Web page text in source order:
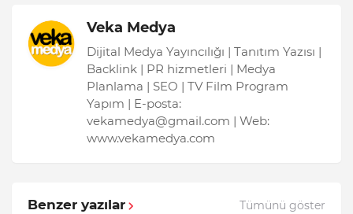
Veka Medya
Dijital Medya Yayıncılığı | Tanıtım Yazısı |
Backlink | PR hizmetleri | Medya
Planlama | SEO | TV Film Program
Yapım | E-posta:
vekamedya@gmail.com | Web:
www.vekamedya.com
Benzer yazılar Tümünü göster